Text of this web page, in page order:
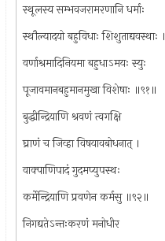
स्थूलस्य सम्भवजरामरणानि धर्माः
स्थौल्यादयो बहुविधाः शिशुताद्यवस्थाः ।
वर्णाश्रमादिनियमा बहुधाऽमयः स्युः
पूजावमानबहुमानमुखा विशेषाः ॥९१॥
बुद्धीन्द्रियाणि श्रवणं त्वगक्षि
घ्राणं च जिव्हा विषयावबोधनात् ।
वाक्पाणिपादं गुदमप्युपस्थः
कर्मेन्द्रियाणि प्रवणेन कर्मसु ॥९२॥
निगद्यतेऽन्तःकरणं मनोधीर